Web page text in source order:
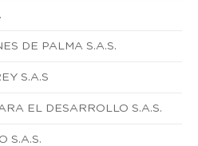
DE PALMA S.A.S.
S.A.S
EL DESARROLLO S.A.S.
S.A.S.